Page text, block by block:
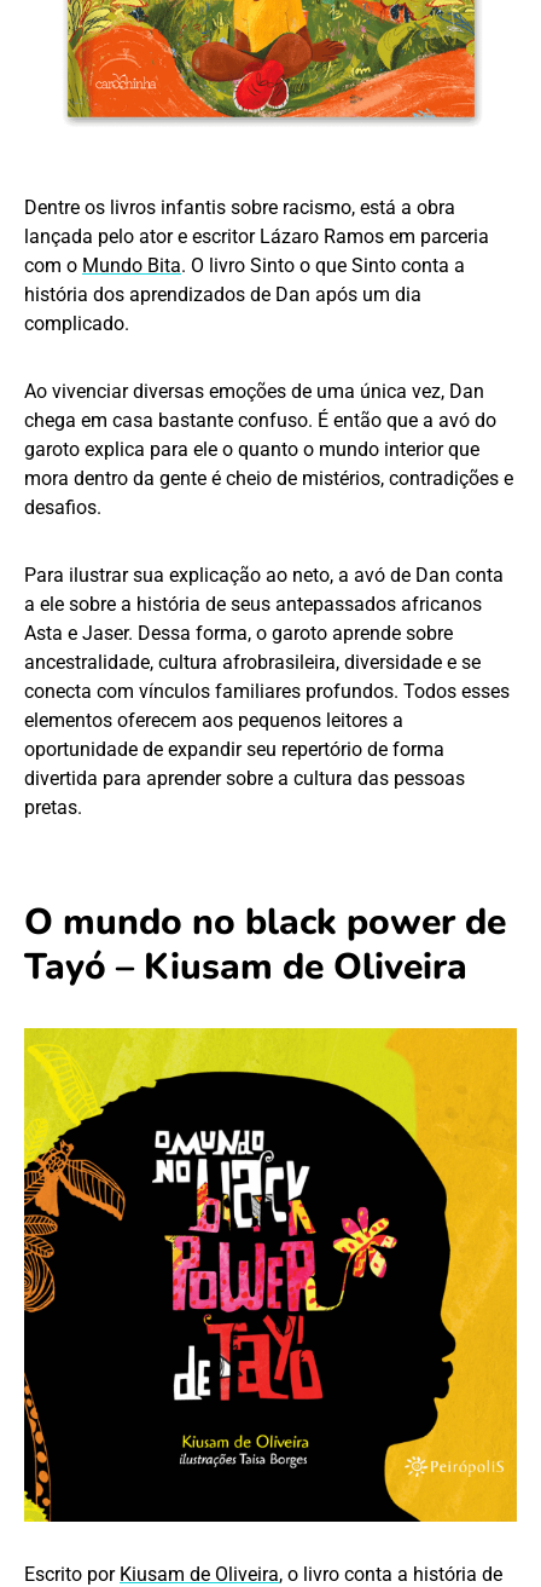
Dentre os livros infantis sobre racismo, está a obra
lançada pelo ator e escritor Lázaro Ramos em parceria
com o Mundo Bita. O livro Sinto o que Sinto conta a
história dos aprendizados de Dan após um dia
complicado.
Ao vivenciar diversas emoções de uma única vez, Dan
chega em casa bastante confuso. É então que a avó do
garoto explica para ele o quanto o mundo interior que
mora dentro da gente é cheio de mistérios, contradições e
desafios.
Para ilustrar sua explicação ao neto, a avó de Dan conta
a ele sobre a história de seus antepassados africanos
Asta e Jaser. Dessa forma, o garoto aprende sobre
ancestralidade, cultura afrobrasileira, diversidade e se
conecta com vínculos familiares profundos. Todos esses
elementos oferecem aos pequenos leitores a
oportunidade de expandir seu repertório de forma
divertida para aprender sobre a cultura das pessoas
pretas.
O mundo no black power de
Tayó – Kiusam de Oliveira
Escrito por Kiusam de Oliveira, o livro conta a história de